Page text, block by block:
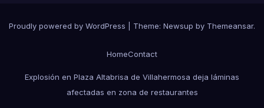
Proudly powered by WordPress Theme: Newsup by Themeansar.
HomeContact
Explosión en Plaza Altabrisa de Villahermosa deja láminas
afectadas en zona de restaurantes